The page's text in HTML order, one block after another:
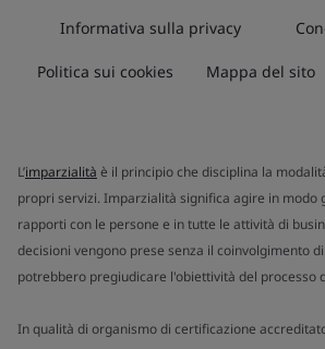
Informativa sulla privacy
Politica sui cookies Mappa del sito
L’imparzialità è il principio che disciplina la
propri servizi. Imparzialità significa agire in modo
rapporti con le persone e in tutte le attività di
decisioni vengono prese senza il coinvolgimento
potrebbero pregiudicare l'obiettività del processo
In qualità di organismo di certificazione